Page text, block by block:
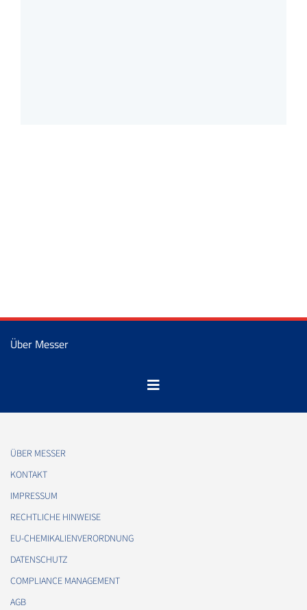
Über Messer
ÜBER MESSER
KONTAKT
IMPRESSUM
RECHTLICHE HINWEISE
EU-CHEMIKALIENVERORDNUNG
DATENSCHUTZ
COMPLIANCE MANAGEMENT
AGB